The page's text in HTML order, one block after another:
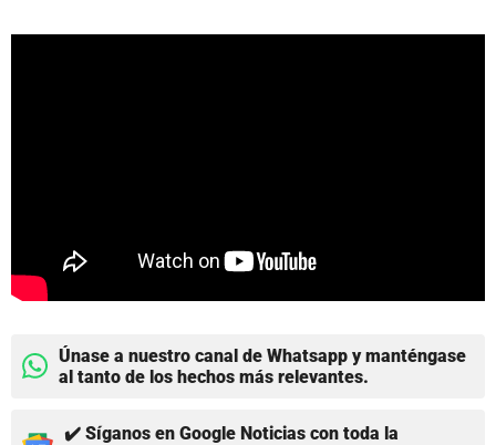
Únase a nuestro canal de Whatsapp y manténgase
al tanto de los hechos más relevantes.
✔️ Síganos en Google Noticias con toda la